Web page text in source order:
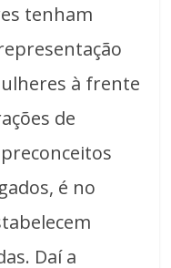
tenham
à frente
de
é no
Daí a